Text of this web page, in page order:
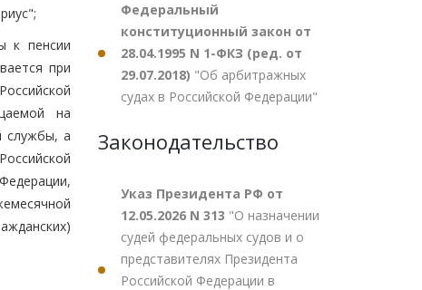
к пенсии
при
на
службы, а
Федеральный
конституционный закон от
28.04.1995 N 1-ФКЗ (ред. от
29.07.2018) "Об арбитражных
судах в Российской Федерации"
Законодательство
Указ Президента РФ от
12.05.2026 N 313 "О назначении
судей федеральных судов и о
представителях Президента
Российской Федерации в